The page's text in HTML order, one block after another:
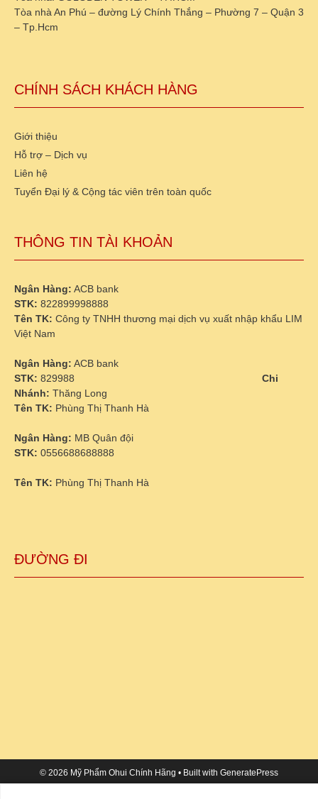
Tòa nhà An Phú – đường Lý Chính Thắng – Phường 7 – Quận 3
– Tp.Hcm
CHÍNH SÁCH KHÁCH HÀNG
Giới thiệu
Hỗ trợ – Dịch vụ
Liên hệ
Tuyển Đại lý & Cộng tác viên trên toàn quốc
THÔNG TIN TÀI KHOẢN
Ngân Hàng: ACB bank
STK: 822899998888
Tên TK: Công ty TNHH thương mại dịch vụ xuất nhập khẩu LIM
Việt Nam
Ngân Hàng: ACB bank
STK: 829988 Chi
Nhánh: Thăng Long
Tên TK: Phùng Thị Thanh Hà
Ngân Hàng: MB Quân đội
STK: 0556688688888
Tên TK: Phùng Thị Thanh Hà
ĐƯỜNG ĐI
© 2026 Mỹ Phẩm Ohui Chính Hãng • Built with GeneratePress